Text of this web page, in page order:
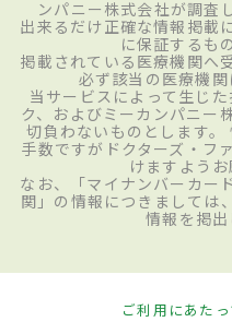
ンパニー株式会社が調査
出来るだけ正確な情報掲載
に保証するも
掲載されている医療機関へ
必ず該当の医療機関
当サービスによって生じ
ク、およびミーカンパニー
切負わないものとします
手数ですがドクターズ・フ
けますようお
なお、「マイナンバーカー
関」の情報につきましては
情報を掲出
ご利用にあたっ